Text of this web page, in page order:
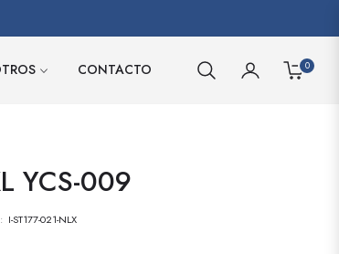
CONTACTO CARRITO
0
YCS-009
I-ST177-021-NLX